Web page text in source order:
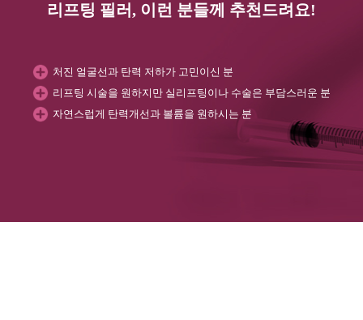
리프팅 필러, 이런 분들께 추천드려요!
처진 얼굴선과 탄력 저하가 고민이신 분
리프팅 시술을 원하지만 실리프팅이나 수술은 부담스러운 분
자연스럽게 탄력개선과 볼륨을 원하시는 분